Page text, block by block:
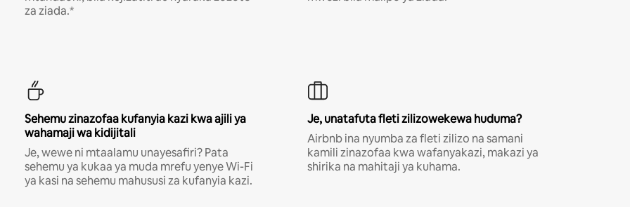
za ziada.*
Sehemu zinazofaa kufanyia kazi kwa ajili ya
wahamaji wa kidijitali
Je, wewe ni mtaalamu unayesafiri? Pata
sehemu ya kukaa ya muda mrefu yenye Wi-Fi
ya kasi na sehemu mahususi za kufanyia kazi.
Je, unatafuta fleti zilizowekewa huduma?
Airbnb ina nyumba za fleti zilizo na samani
kamili zinazofaa kwa wafanyakazi, makazi ya
shirika na mahitaji ya kuhama.